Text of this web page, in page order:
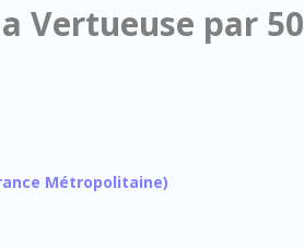
Vertueuse par 50
Métropolitaine)